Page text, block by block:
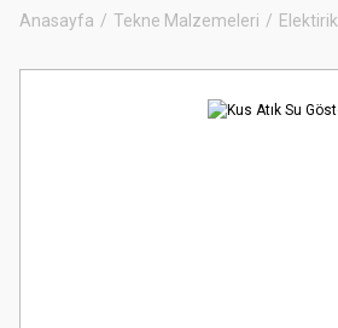
Anasayfa Tekne Malzemeleri Elektirik